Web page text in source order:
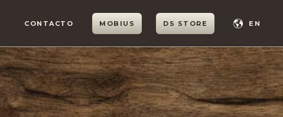
CONTACTO MOBIUS DS STORE EN